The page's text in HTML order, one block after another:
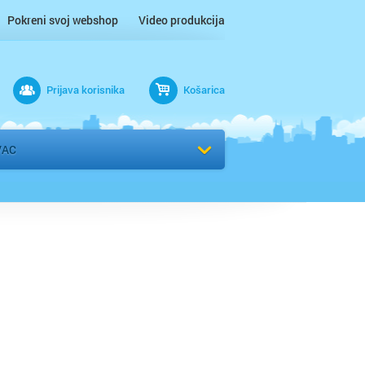
Pokreni svoj webshop Video produkcija
Prijava korisnika Košarica